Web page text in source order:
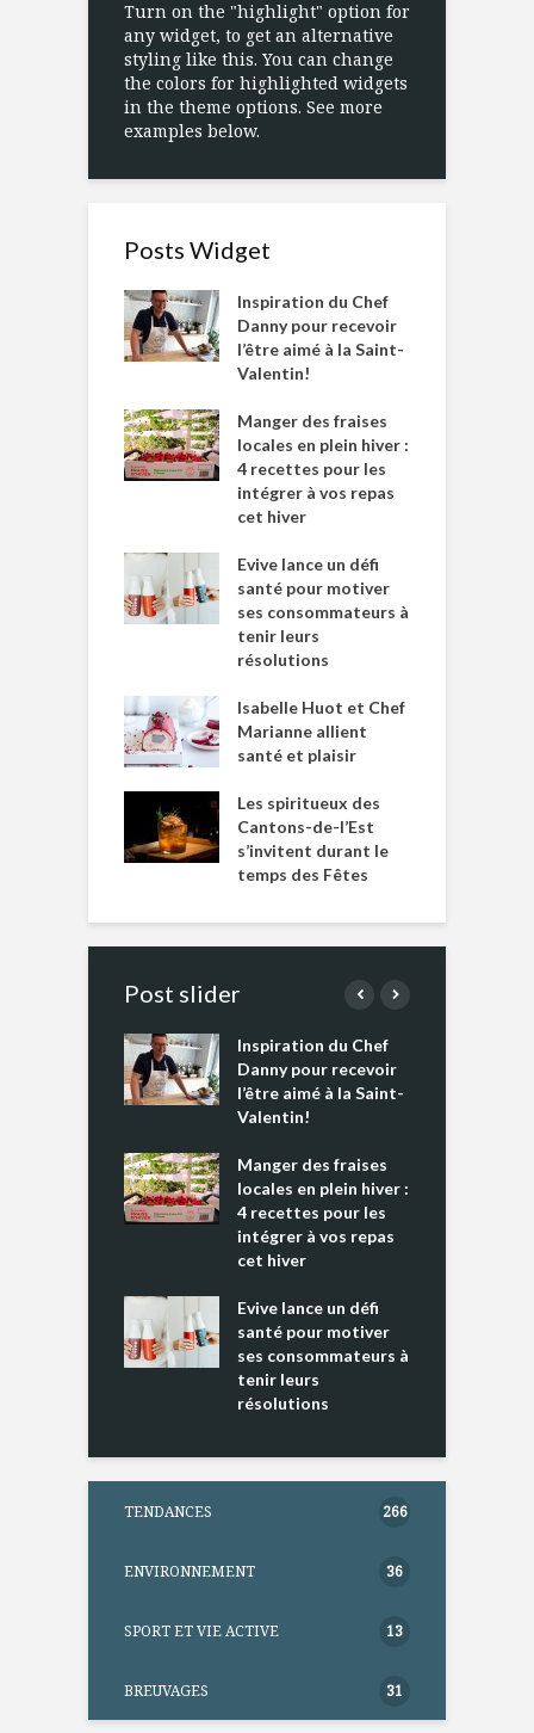
Turn on the "highlight" option for
any widget, to get an alternative
styling like this. You can change
the colors for highlighted widgets
in the theme options. See more
examples below.
Posts Widget
Inspiration du Chef
Danny pour recevoir
l’être aimé à la Saint-
Valentin!
Manger des fraises
locales en plein hiver :
4 recettes pour les
intégrer à vos repas
cet hiver
Evive lance un défi
santé pour motiver
ses consommateurs à
tenir leurs
résolutions
Isabelle Huot et Chef
Marianne allient
santé et plaisir
Les spiritueux des
Cantons-de-l’Est
s’invitent durant le
temps des Fêtes
Post slider
Inspiration du Chef
Danny pour recevoir
l’être aimé à la Saint-
Valentin!
Manger des fraises
locales en plein hiver :
4 recettes pour les
intégrer à vos repas
cet hiver
Evive lance un défi
santé pour motiver
ses consommateurs à
tenir leurs
résolutions
TENDANCES 266
ENVIRONNEMENT 36
SPORT ET VIE ACTIVE 13
BREUVAGES 31